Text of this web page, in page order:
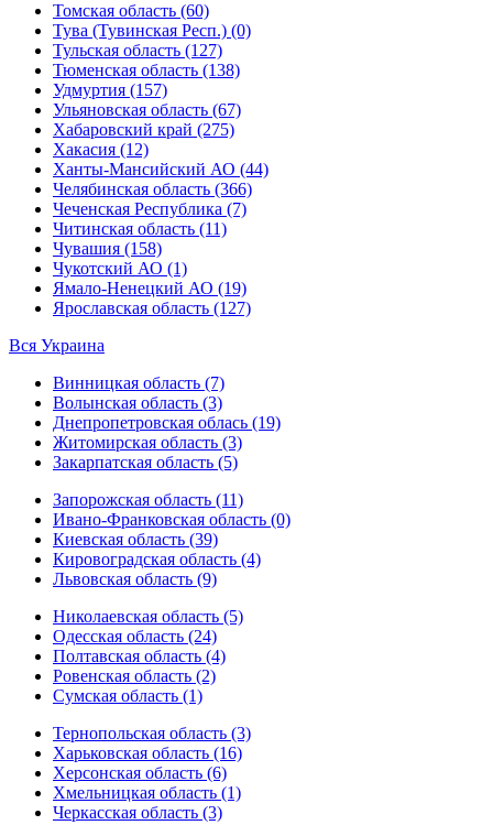
Томская область (60)
Тува (Тувинская Респ.) (0)
Тульская область (127)
Тюменская область (138)
Удмуртия (157)
Ульяновская область (67)
Хабаровский край (275)
Хакасия (12)
Ханты-Мансийский АО (44)
Челябинская область (366)
Чеченская Республика (7)
Читинская область (11)
Чувашия (158)
Чукотский АО (1)
Ямало-Ненецкий АО (19)
Ярославская область (127)
Вся Украина
Винницкая область (7)
Волынская область (3)
Днепропетровская облась (19)
Житомирская область (3)
Закарпатская область (5)
Запорожская область (11)
Ивано-Франковская область (0)
Киевская область (39)
Кировоградская область (4)
Львовская область (9)
Николаевская область (5)
Одесская область (24)
Полтавская область (4)
Ровенская область (2)
Сумская область (1)
Тернопольская область (3)
Харьковская область (16)
Херсонская область (6)
Хмельницкая область (1)
Черкасская область (3)